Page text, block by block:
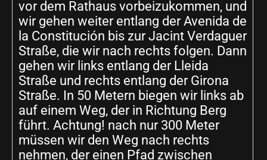
vor dem Rathaus vorbeizukommen, und
wir gehen weiter entlang der Avenida de
la Constitución bis zur Jacint Verdaguer
Straße, die wir nach rechts folgen. Dann
gehen wir links entlang der Lleida
Straße und rechts entlang der Girona
Straße. In 50 Metern biegen wir links ab
auf einem Weg, der in Richtung Berg
führt. Achtung! nach nur 300 Meter
müssen wir den Weg nach rechts
nehmen, der einen Pfad zwischen